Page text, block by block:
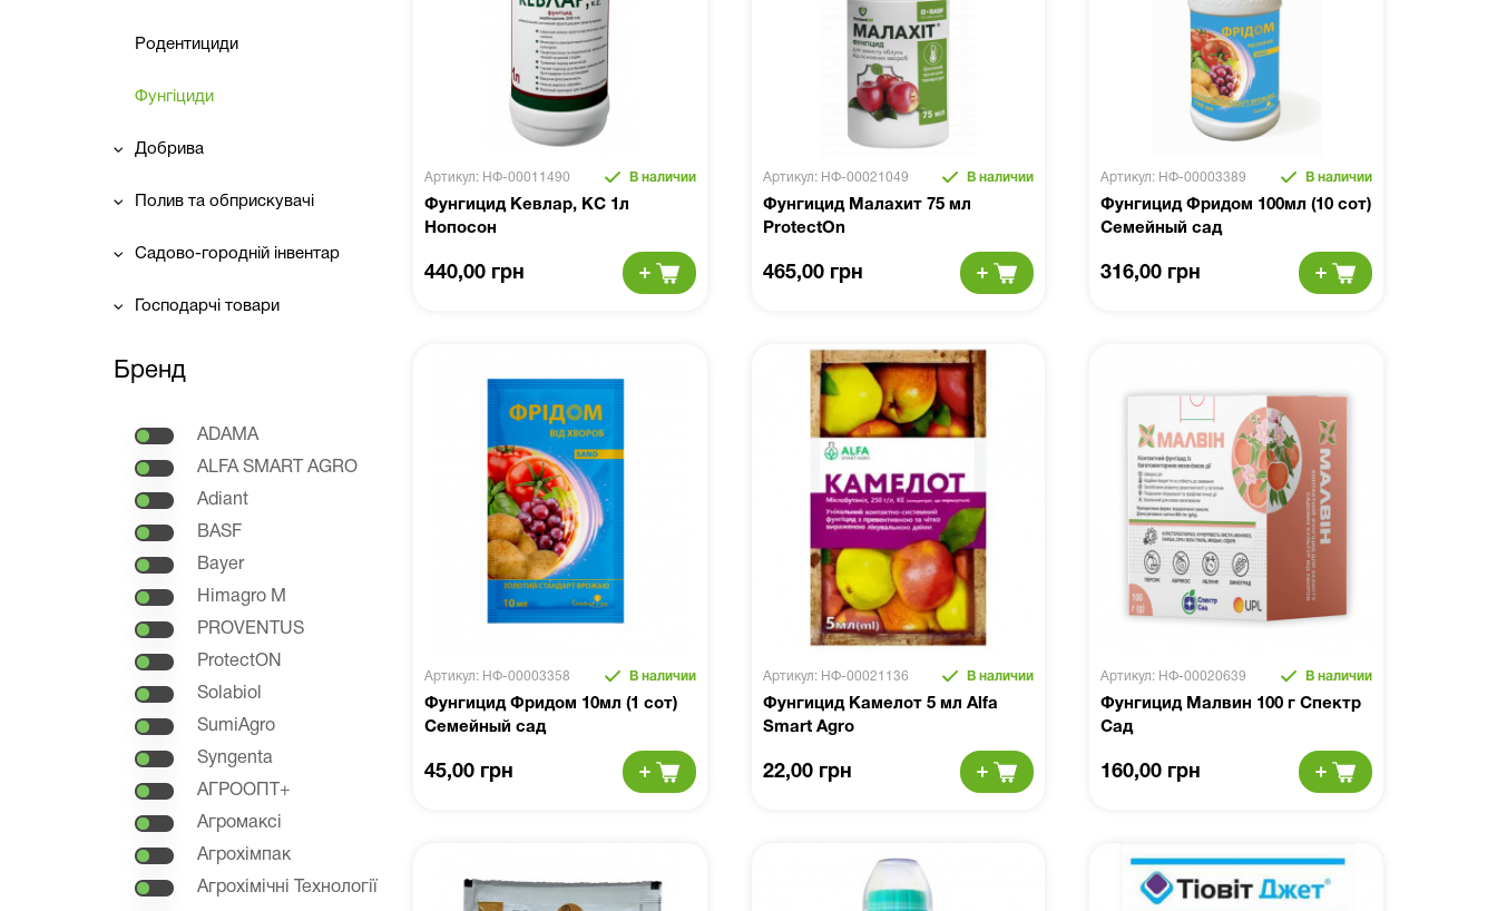
Родентициди
Фунгіциди
Добрива
Полив та обприскувачі
Садово-городній інвентар
Господарчі товари
Бренд
ADAMA
ALFA SMART AGRO
Adiant
BASF
Bayer
Himagro M
PROVENTUS
ProtectON
Solabiol
SumiAgro
Syngenta
АГРООПТ+
Агромаксі
Агрохімпак
Агрохімічні Технології
Артикул: НФ-00011490 В наличии
Фунгицид Кевлар, КС 1л
Нопосон
440,00 грн
Артикул: НФ-00021049 В наличии
Фунгицид Малахит 75 мл
ProtectOn
465,00 грн
Артикул: НФ-00003389 В наличии
Фунгицид Фридом 100мл (10 сот)
Семейный сад
316,00 грн
Артикул: НФ-00003358 В наличии
Фунгицид Фридом 10мл (1 сот)
Семейный сад
45,00 грн
Артикул: НФ-00021136 В наличии
Фунгицид Камелот 5 мл Alfa
Smart Agro
22,00 грн
Артикул: НФ-00020639 В наличии
Фунгицид Малвин 100 г Спектр
Сад
160,00 грн